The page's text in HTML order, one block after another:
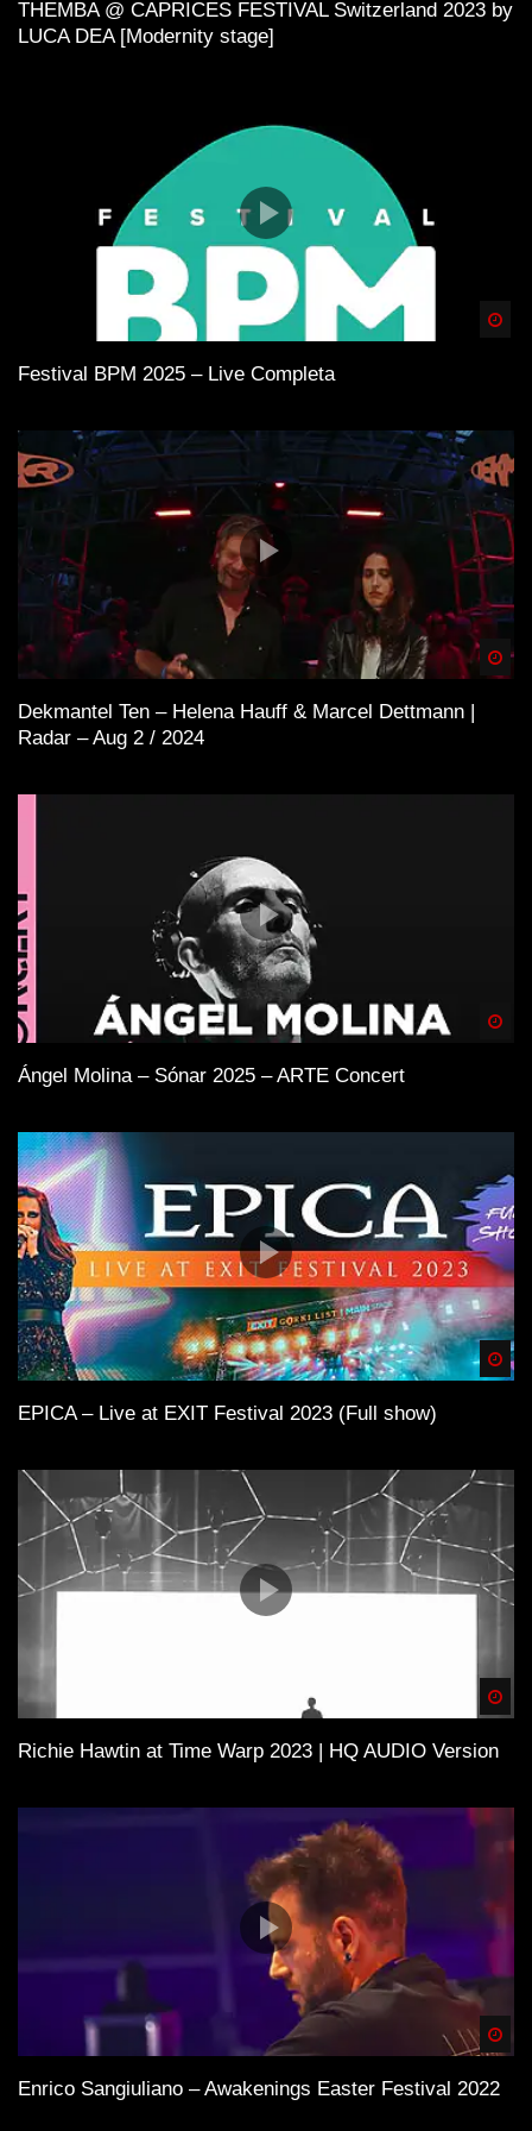
THEMBA @ CAPRICES FESTIVAL Switzerland 2023 by
LUCA DEA [Modernity stage]
Festival BPM 2025 – Live Completa
Dekmantel Ten – Helena Hauff & Marcel Dettmann |
Radar – Aug 2 / 2024
Ángel Molina – Sónar 2025 – ARTE Concert
EPICA – Live at EXIT Festival 2023 (Full show)
Richie Hawtin at Time Warp 2023 | HQ AUDIO Version
Enrico Sangiuliano – Awakenings Easter Festival 2022